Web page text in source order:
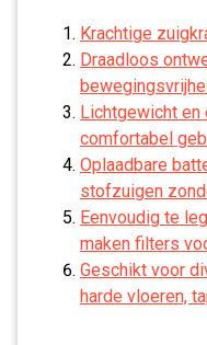
Krachtige
Draadloos
Lichtgewicht en
comfortabel
Oplaadbare
stofzuigen
Eenvoudig te
maken filters
Geschikt voor
harde vloeren,